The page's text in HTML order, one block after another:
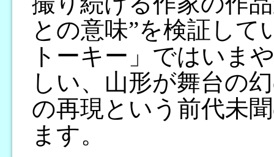
との意味”を検証し
トーキー」ではいま
しい、山形が舞台の
の再現という前代未
ます。